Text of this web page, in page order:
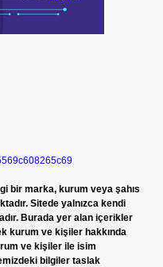
bir marka, kurum veya şahıs
Sitede yalnızca kendi
Burada yer alan içerikler
kurum ve kişiler hakkında
ve kişiler ile isim
bilgiler taslak